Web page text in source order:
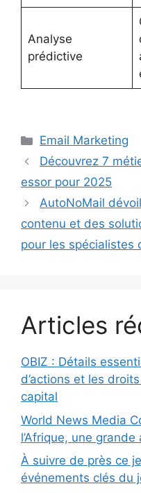
Analyse
prédictive
Catégories
Email Marketing
Découvrez 7
essor pour 2025
AutoNoMail
contenu et des
pour les spécialistes
Articles
OBIZ : Détails
d’actions et les
capital
World News Media
l’Afrique, une
À suivre de près ce
événements clés du